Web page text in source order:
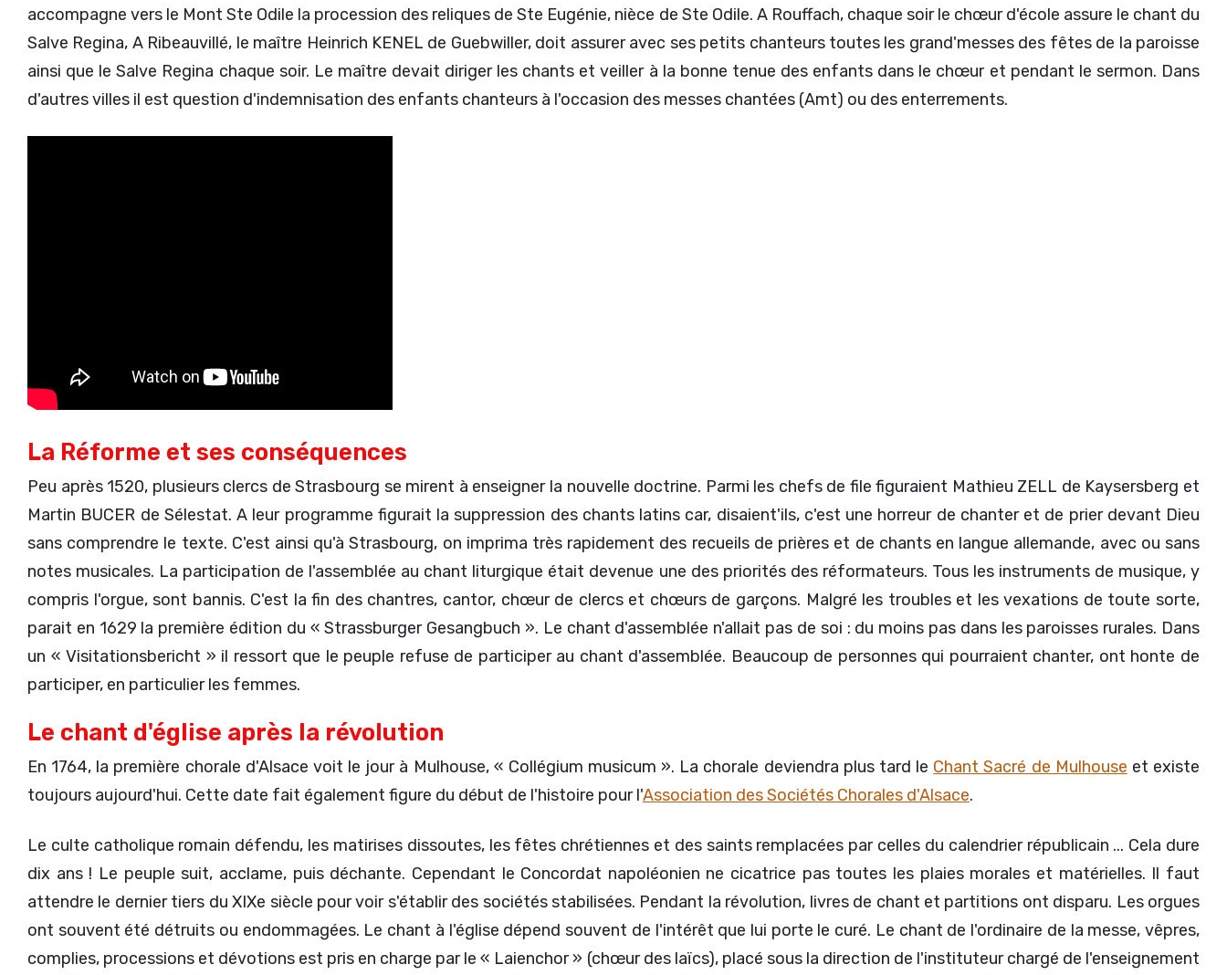
accompagne vers le Mont Ste Odile la procession des reliques de Ste Eugénie, nièce de Ste Odile. A Rouffach, chaque soir le chœur d'école assure le chant du
Salve Regina, A Ribeauvillé, le maître Heinrich KENEL de Guebwiller, doit assurer avec ses petits chanteurs toutes les grand'messes des fêtes de la paroisse
ainsi que le Salve Regina chaque soir. Le maître devait diriger les chants et veiller à la bonne tenue des enfants dans le chœur et pendant le sermon. Dans
d'autres villes il est question d'indemnisation des enfants chanteurs à l'occasion des messes chantées (Amt) ou des enterrements.
La Réforme et ses conséquences
Peu après 1520, plusieurs clercs de Strasbourg se mirent à enseigner la nouvelle doctrine. Parmi les chefs de file figuraient Mathieu ZELL de Kaysersberg et
Martin BUCER de Sélestat. A leur programme figurait la suppression des chants latins car, disaient'ils, c'est une horreur de chanter et de prier devant Dieu
sans comprendre le texte. C'est ainsi qu'à Strasbourg, on imprima très rapidement des recueils de prières et de chants en langue allemande, avec ou sans
notes musicales. La participation de l'assemblée au chant liturgique était devenue une des priorités des réformateurs. Tous les instruments de musique, y
compris l'orgue, sont bannis. C'est la fin des chantres, cantor, chœur de clercs et chœurs de garçons. Malgré les troubles et les vexations de toute sorte,
parait en 1629 la première édition du « Strassburger Gesangbuch ». Le chant d'assemblée n'allait pas de soi : du moins pas dans les paroisses rurales. Dans
un « Visitationsbericht » il ressort que le peuple refuse de participer au chant d'assemblée. Beaucoup de personnes qui pourraient chanter, ont honte de
participer, en particulier les femmes.
Le chant d'église après la révolution
En 1764, la première chorale d'Alsace voit le jour à Mulhouse, « Collégium musicum ». La chorale deviendra plus tard le Chant Sacré de Mulhouse et existe
toujours aujourd'hui. Cette date fait également figure du début de l'histoire pour l'Association des Sociétés Chorales d'Alsace.
Le culte catholique romain défendu, les matirises dissoutes, les fêtes chrétiennes et des saints remplacées par celles du calendrier républicain ... Cela dure
dix ans ! Le peuple suit, acclame, puis déchante. Cependant le Concordat napoléonien ne cicatrice pas toutes les plaies morales et matérielles. Il faut
attendre le dernier tiers du XIXe siècle pour voir s'établir des sociétés stabilisées. Pendant la révolution, livres de chant et partitions ont disparu. Les orgues
ont souvent été détruits ou endommagées. Le chant à l'église dépend souvent de l'intérêt que lui porte le curé. Le chant de l'ordinaire de la messe, vêpres,
complies, processions et dévotions est pris en charge par le « Laienchor » (chœur des laïcs), placé sous la direction de l'instituteur chargé de l'enseignement